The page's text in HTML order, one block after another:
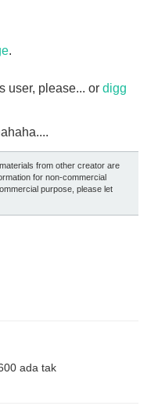
.
user, please... or digg
from other creator are
for non-commercial
purpose, please let
ada tak